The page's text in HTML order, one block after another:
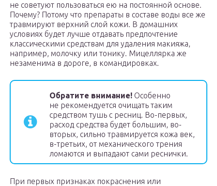
не советуют пользоваться ею на постоянной основе.
Почему? Потому что препараты в составе воды все же
травмируют верхний слой кожи. В домашних
условиях будет лучше отдавать предпочтение
классическими средствам для удаления макияжа,
например, молочку или тонику. Мицеллярка же
незаменима в дороге, в командировках.
Обратите внимание! Особенно
не рекомендуется очищать таким
средством тушь с ресниц. Во-первых,
расход средства будет большим, во-
вторых, сильно травмируется кожа век,
в-третьих, от механического трения
ломаются и выпадают сами реснички.
При первых признаках покраснения или